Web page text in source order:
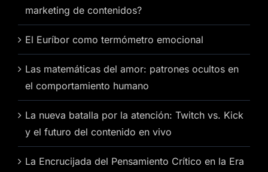
marketing de contenidos?
El Euríbor como termómetro emocional
Las matemáticas del amor: patrones ocultos en
el comportamiento humano
La nueva batalla por la atención: Twitch vs. Kick
y el futuro del contenido en vivo
La Encrucijada del Pensamiento Crítico en la Era